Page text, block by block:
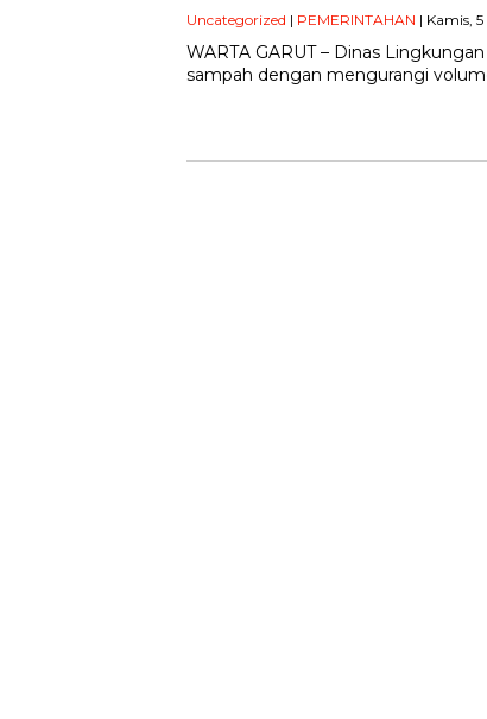
Uncategorized | PEMERINTAHAN | Kamis,
WARTA GARUT – Dinas
sampah dengan mengurangi